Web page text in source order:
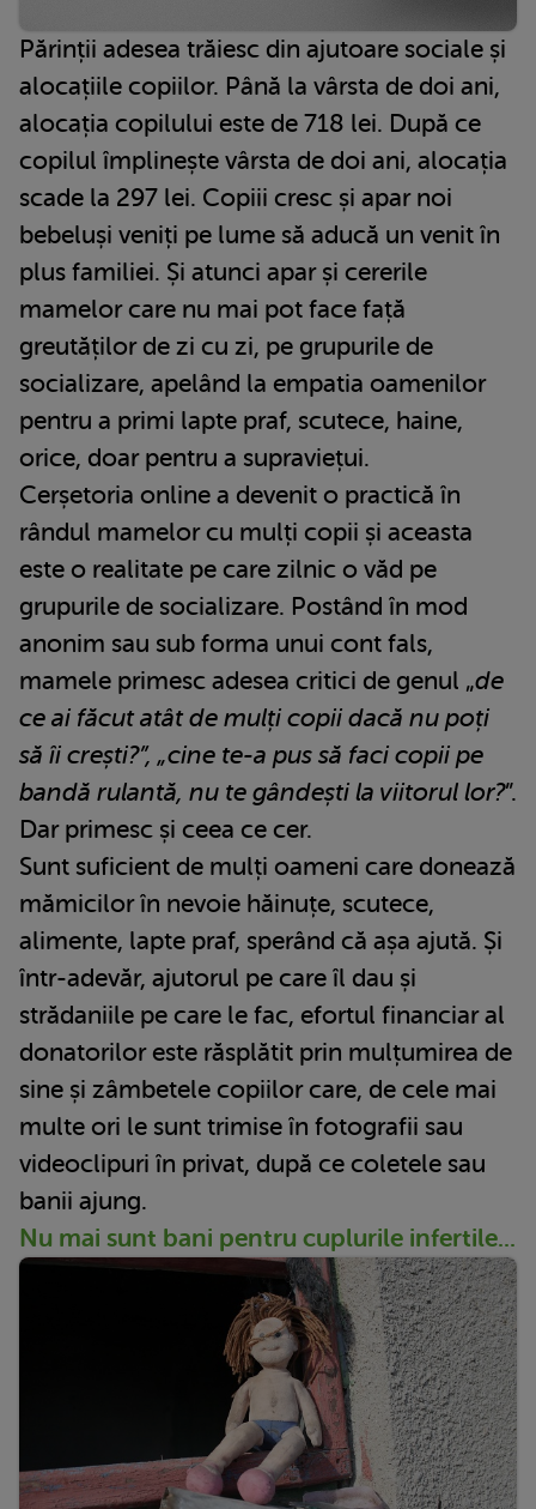
Părinții adesea trăiesc din ajutoare sociale și
alocațiile copiilor. Până la vârsta de doi ani,
alocația copilului este de 718 lei. După ce
copilul împlinește vârsta de doi ani, alocația
scade la 297 lei. Copiii cresc și apar noi
bebeluși veniți pe lume să aducă un venit în
plus familiei. Și atunci apar și cererile
mamelor care nu mai pot face față
greutăților de zi cu zi, pe grupurile de
socializare, apelând la empatia oamenilor
pentru a primi lapte praf, scutece, haine,
orice, doar pentru a supraviețui.
Cerșetoria online a devenit o practică în
rândul mamelor cu mulți copii și aceasta
este o realitate pe care zilnic o văd pe
grupurile de socializare. Postând în mod
anonim sau sub forma unui cont fals,
mamele primesc adesea critici de genul „de
ce ai făcut atât de mulți copii dacă nu poți
să îi crești?”, „cine te-a pus să faci copii pe
bandă rulantă, nu te gândești la viitorul lor?”.
Dar primesc și ceea ce cer.
Sunt suficient de mulți oameni care donează
mămicilor în nevoie hăinuțe, scutece,
alimente, lapte praf, sperând că așa ajută. Și
într-adevăr, ajutorul pe care îl dau și
strădaniile pe care le fac, efortul financiar al
donatorilor este răsplătit prin mulțumirea de
sine și zâmbetele copiilor care, de cele mai
multe ori le sunt trimise în fotografii sau
videoclipuri în privat, după ce coletele sau
banii ajung.
Nu mai sunt bani pentru cuplurile infertile...